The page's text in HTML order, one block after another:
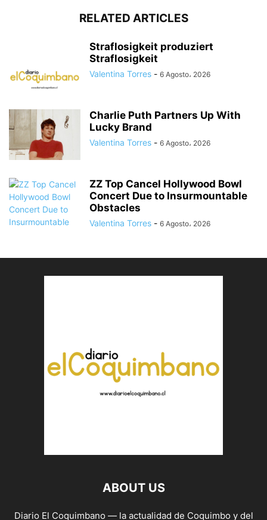
RELATED ARTICLES
Straflosigkeit produziert
Straflosigkeit
Valentina Torres - 6 Agosto، 2026
Charlie Puth Partners Up With
Lucky Brand
Valentina Torres - 6 Agosto، 2026
ZZ Top Cancel Hollywood Bowl
Concert Due to Insurmountable
Obstacles
Valentina Torres - 6 Agosto، 2026
ABOUT US
Diario El Coquimbano — la actualidad de Coquimbo y del